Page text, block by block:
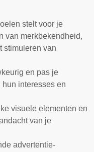
stelt voor je
van merkbekendheid,
stimuleren van
en pas je
interesses en
visuele elementen en
van je
advertentie-